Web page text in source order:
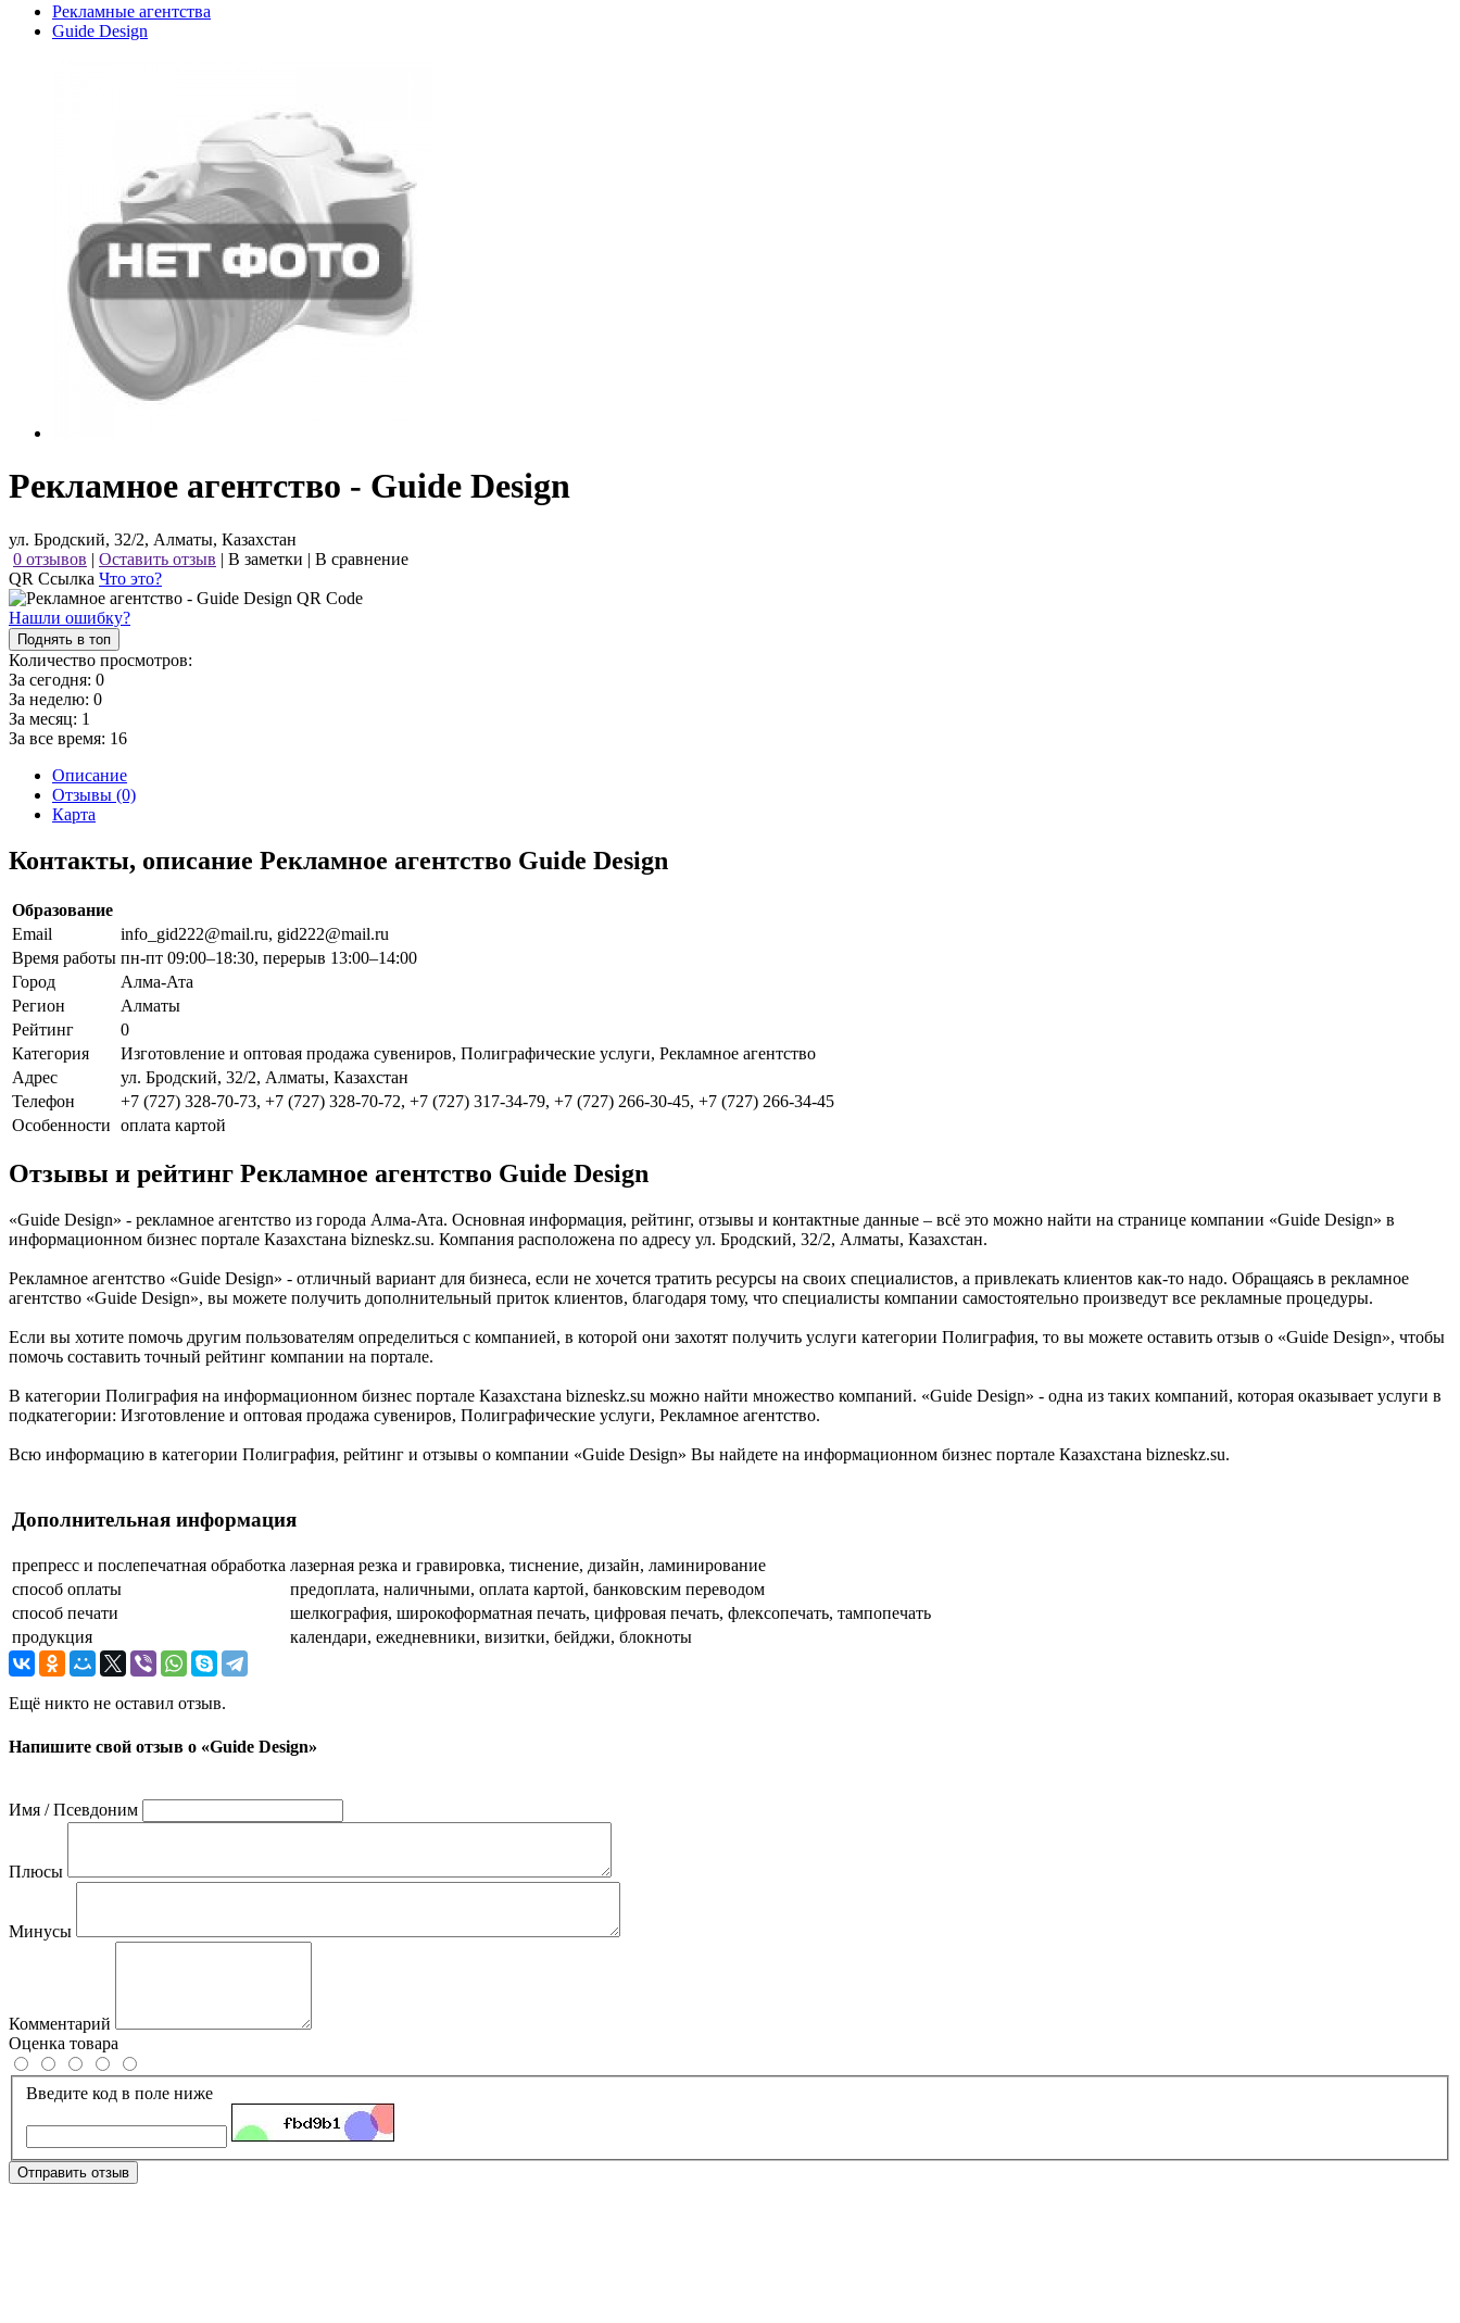
Рекламные агентства
Guide Design
Рекламное агентство - Guide Design
ул. Бродский, 32/2, Алматы, Казахстан
0 отзывов | Оставить отзыв | В заметки | В сравнение
QR Ссылка Что это?
Нашли ошибку?
Поднять в топ
Количество просмотров:
За сегодня: 0
За неделю: 0
За месяц: 1
За все время: 16
Описание
Отзывы (0)
Карта
Контакты, описание Рекламное агентство Guide Design
Образование
Email
info_gid222@mail.ru, gid222@mail.ru
Время работы пн-пт 09:00–18:30, перерыв 13:00–14:00
Город
Алма-Ата
Регион
Алматы
Рейтинг
0
Категория
Изготовление и оптовая продажа сувениров, Полиграфические услуги, Рекламное агентство
Адрес
ул. Бродский, 32/2, Алматы, Казахстан
Телефон
+7 (727) 328-70-73, +7 (727) 328-70-72, +7 (727) 317-34-79, +7 (727) 266-30-45, +7 (727) 266-34-45
Особенности оплата картой
Отзывы и рейтинг Рекламное агентство Guide Design
«Guide Design» - рекламное агентство из города Алма-Ата. Основная информация, рейтинг, отзывы и контактные данные – всё это можно найти на странице компании «Guide Design» в
информационном бизнес портале Казахстана bizneskz.su. Компания расположена по адресу ул. Бродский, 32/2, Алматы, Казахстан.
Рекламное агентство «Guide Design» - отличный вариант для бизнеса, если не хочется тратить ресурсы на своих специалистов, а привлекать клиентов как-то надо. Обращаясь в рекламное
агентство «Guide Design», вы можете получить дополнительный приток клиентов, благодаря тому, что специалисты компании самостоятельно произведут все рекламные процедуры.
Если вы хотите помочь другим пользователям определиться с компанией, в которой они захотят получить услуги категории Полиграфия, то вы можете оставить отзыв о «Guide Design», чтобы
помочь составить точный рейтинг компании на портале.
В категории Полиграфия на информационном бизнес портале Казахстана bizneskz.su можно найти множество компаний. «Guide Design» - одна из таких компаний, которая оказывает услуги в
подкатегории: Изготовление и оптовая продажа сувениров, Полиграфические услуги, Рекламное агентство.
Всю информацию в категории Полиграфия, рейтинг и отзывы о компании «Guide Design» Вы найдете на информационном бизнес портале Казахстана bizneskz.su.
Дополнительная информация
препресс и послепечатная обработка лазерная резка и гравировка, тиснение, дизайн, ламинирование
способ оплаты
предоплата, наличными, оплата картой, банковским переводом
способ печати
шелкография, широкоформатная печать, цифровая печать, флексопечать, тампопечать
продукция
календари, ежедневники, визитки, бейджи, блокноты
Ещё никто не оставил отзыв.
Напишите свой отзыв о «Guide Design»
Имя / Псевдоним
Плюсы
Минусы
Комментарий
Оценка товара
Введите код в поле ниже
Отправить отзыв